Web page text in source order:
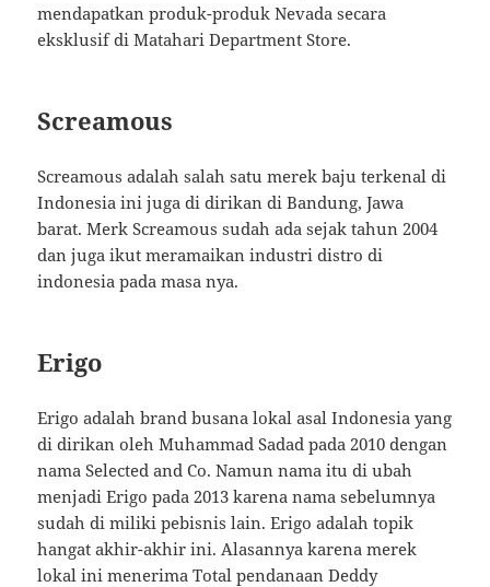
mendapatkan produk-produk Nevada secara
eksklusif di Matahari Department Store.
Screamous
Screamous adalah salah satu merek baju terkenal di
Indonesia ini juga di dirikan di Bandung, Jawa
barat. Merk Screamous sudah ada sejak tahun 2004
dan juga ikut meramaikan industri distro di
indonesia pada masa nya.
Erigo
Erigo adalah brand busana lokal asal Indonesia yang
di dirikan oleh Muhammad Sadad pada 2010 dengan
nama Selected and Co. Namun nama itu di ubah
menjadi Erigo pada 2013 karena nama sebelumnya
sudah di miliki pebisnis lain. Erigo adalah topik
hangat akhir-akhir ini. Alasannya karena merek
lokal ini menerima Total pendanaan Deddy